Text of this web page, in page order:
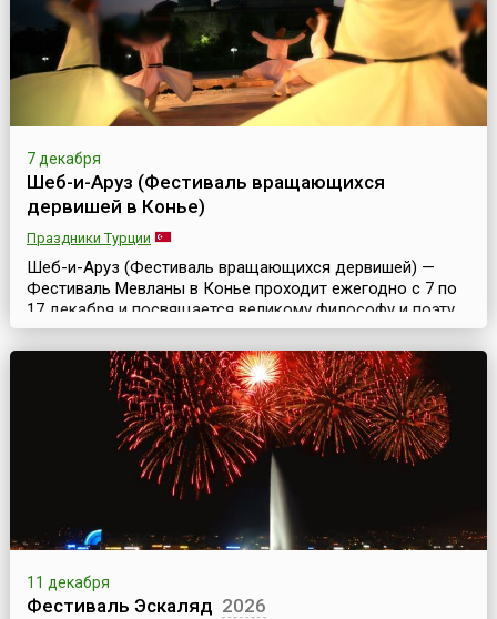
7 декабря
Шеб-и-Аруз (Фестиваль вращающихся
дервишей в Конье)
Праздники Турции
Шеб-и-Аруз (Фестиваль вращающихся дервишей) —
Фестиваль Мевланы в Конье проходит ежегодно с 7 по
17 декабря и посвящается великому философу и поэту
Джелаладдину Руми (1207—1273), по прозвищу Мевлана
(наш повелитель).Основоположник неортодоксального
ислама, Мевлана увидел свет на земле нынешнего
Афганистана и скончался в Конье, центре
сельджукского государства, но честь считаться
родиной Джела...
11 декабря
Фестиваль Эскаляд 2026